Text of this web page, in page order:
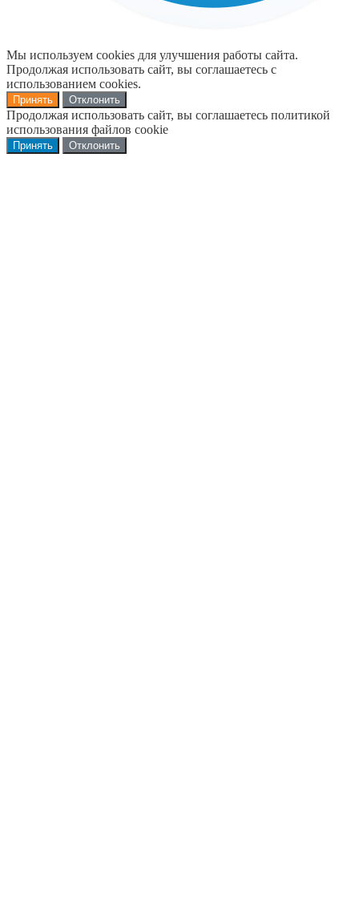
Мы используем cookies для улучшения работы сайта.
Продолжая использовать сайт, вы соглашаетесь с
использованием cookies.
Принять Отклонить
Продолжая использовать сайт, вы соглашаетесь политикой
использования файлов cookie
Принять Отклонить